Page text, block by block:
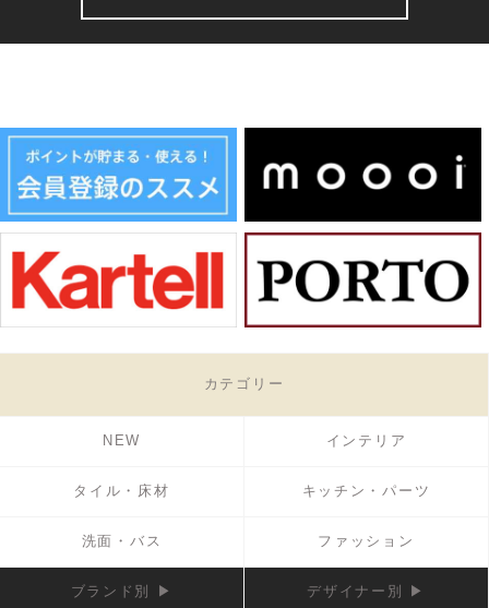
カテゴリー
NEW インテリア
タイル・床材 キッチン・パーツ
洗面・バス ファッション
ブランド別 ▶ デザイナー別 ▶